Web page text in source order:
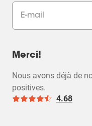
Merci!
Nous avons déjà de
positives.
4.68